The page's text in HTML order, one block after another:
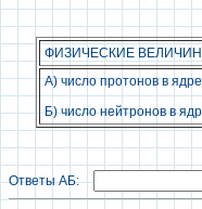
ФИЗИЧЕСКИЕ
А) число протонов в ядре
Б) число нейтронов в
Ответы АБ: